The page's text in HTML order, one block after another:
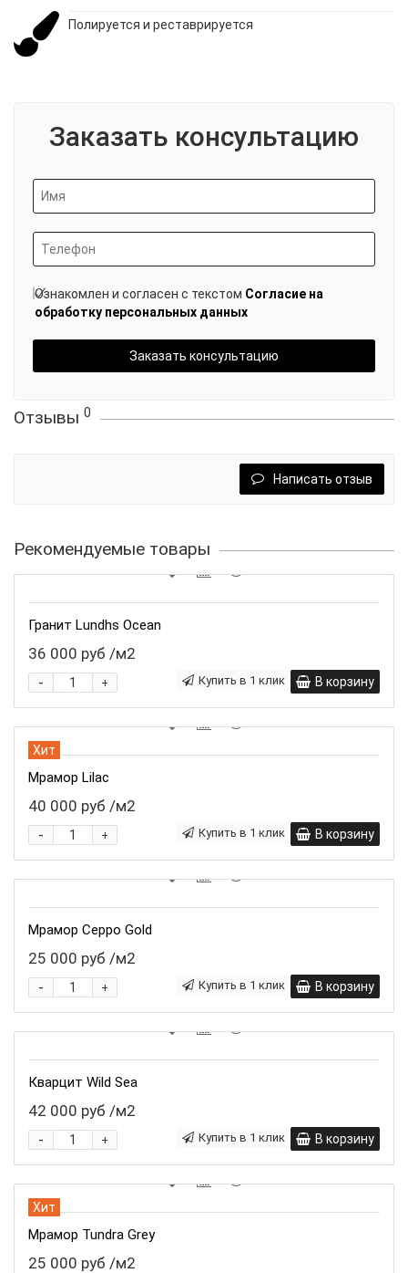
Полируется и реставрируется
Заказать консультацию
Заказать консультацию
Ознакомлен и согласен с текстом Согласие на
обработку персональных данных
Отзывы 0
Написать отзыв
Рекомендуемые товары
Гранит Lundhs Ocean
36 000 руб /м2
+
- В корзину
Купить в 1 клик
Хит
Мрамор Lilac
40 000 руб /м2
+
- В корзину
Купить в 1 клик
Мрамор Ceppo Gold
25 000 руб /м2
+
- В корзину
Купить в 1 клик
Кварцит Wild Sea
42 000 руб /м2
+
- В корзину
Купить в 1 клик
Хит
Мрамор Tundra Grey
25 000 руб /м2